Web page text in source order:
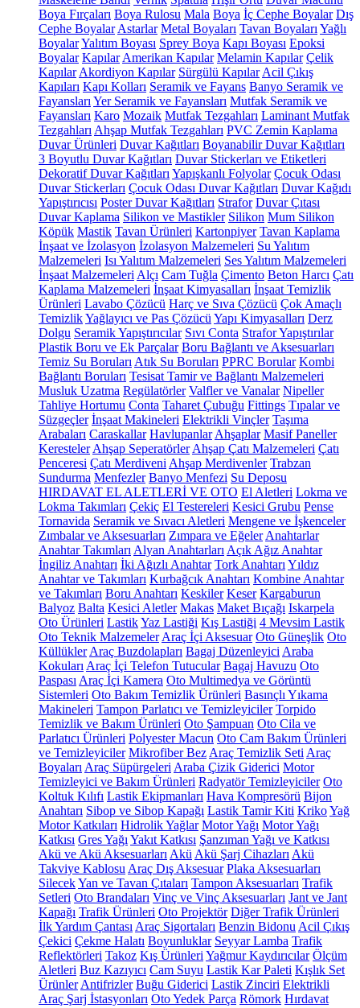
Boya Fırçaları Boya Rulosu Mala Boya İç Cephe Boyalar Dış
Cephe Boyalar Astarlar Metal Boyaları Tavan Boyaları Yağlı
BoyalarYalıtım Boyası Sprey Boya Kapı Boyası Epoksi
Boyalar Kapılar Amerikan Kapılar Melamin Kapılar Çelik
Kapılar Akordiyon Kapılar Sürgülü Kapılar Acil Çıkış
Kapıları Kapı Kolları Seramik ve Fayans Banyo Seramik ve
Fayansları Yer Seramik ve Fayansları Mutfak Seramik ve
Fayansları Karo Mozaik Mutfak Tezgahları Laminant Mutfak
Tezgahları Ahşap Mutfak Tezgahları PVC Zemin Kaplama
Duvar Ürünleri Duvar Kağıtları Boyanabilir Duvar Kağıtları
3 Boyutlu Duvar Kağıtları Duvar Stickerları ve Etiketleri
Dekoratif Duvar Kağıtları Yapışkanlı Folyolar Çocuk Odası
Duvar Stickerları Çocuk Odası Duvar Kağıtları Duvar Kağıdı
Yapıştırıcısı Poster Duvar Kağıtları Strafor Duvar Çıtası
Duvar Kaplama Silikon ve Mastikler Silikon Mum Silikon
Köpük Mastik Tavan Ürünleri Kartonpiyer Tavan Kaplama
İnşaat ve İzolasyon İzolasyon Malzemeleri Su Yalıtım
Malzemeleri Isı Yalıtım Malzemeleri Ses Yalıtım Malzemeleri
İnşaat Malzemeleri Alçı Cam Tuğla Çimento Beton Harcı Çatı
Kaplama Malzemeleri İnşaat Kimyasalları İnşaat Temizlik
Ürünleri Lavabo Çözücü Harç ve Sıva Çözücü Çok Amaçlı
TemizlikYağlayıcı ve Pas Çözücü Yapı Kimyasalları Derz
Dolgu Seramik Yapıştırıcılar Sıvı Conta Strafor Yapıştırılar
Plastik Boru ve Ek Parçalar Boru Bağlantı ve Aksesuarları
Temiz Su Boruları Atık Su Boruları PPRC Borular Kombi
Bağlantı Boruları Tesisat Tamir ve Bağlantı Malzemeleri
Musluk Uzatma Regülatörler Valfler ve Vanalar Nipeller
Tahliye Hortumu Conta Taharet Çubuğu Fittings Tıpalar ve
Süzgeçler İnşaat Makineleri Elektrikli Vinçler Taşıma
Arabaları Caraskallar Havlupanlar Ahşaplar Masif Paneller
Keresteler Ahşap Seperatörler Ahşap Çatı Malzemeleri Çatı
Penceresi Çatı Merdiveni Ahşap Merdivenler Trabzan
Sundurma Menfezler Banyo Menfezi Su Deposu
HIRDAVAT EL ALETLERİ VE OTO El Aletleri Lokma ve
Lokma Takımları Çekiç El Testereleri Kesici Grubu Pense
Tornavida Seramik ve Sıvacı Aletleri Mengene ve İşkenceler
Zımbalar ve Aksesuarları Zımpara ve Eğeler Anahtarlar
Anahtar Takımları Alyan Anahtarları Açık Ağız Anahtar
İngiliz Anahtarı İki Ağızlı Anahtar Tork Anahtarı Yıldız
Anahtar ve Takımları Kurbağcık Anahtarı Kombine Anahtar
ve Takımları Boru Anahtarı Keskiler Keser Kargaburun
Balyoz Balta Kesici Aletler Makas Maket Bıçağı Iskarpela
Oto Ürünleri LastikYaz Lastiği Kış Lastiği 4 Mevsim Lastik
Oto Teknik Malzemeler Araç İçi Aksesuar Oto Güneşlik Oto
Küllükler Araç Buzdolapları Bagaj Düzenleyici Araba
Kokuları Araç İçi Telefon Tutucular Bagaj Havuzu Oto
Paspası Araç İçi Kamera Oto Multimedya ve Görüntü
Sistemleri Oto Bakım Temizlik Ürünleri Basınçlı Yıkama
Makineleri Tampon Parlatıcı ve Temizleyiciler Torpido
Temizlik ve Bakım Ürünleri Oto Şampuan Oto Cila ve
Parlatıcı Ürünleri Polyester Macun Oto Cam Bakım Ürünleri
ve Temizleyiciler Mikrofiber Bez Araç Temizlik Seti Araç
Boyaları Araç Süpürgeleri Araba Çizik Giderici Motor
Temizleyici ve Bakım Ürünleri Radyatör Temizleyiciler Oto
Koltuk Kılıfı Lastik Ekipmanları Hava Kompresörü Bijon
Anahtarı Sibop ve Sibop Kapağı Lastik Tamir Kiti KrikoYağ
Motor Katkıları Hidrolik Yağlar Motor Yağı Motor Yağı
Katkısı Gres Yağı Yakıt Katkısı Şanzıman Yağı ve Katkısı
Akü ve Akü Aksesuarları Akü Akü Şarj Cihazları Akü
Takviye Kablosu Araç Dış Aksesuar Plaka Aksesuarları
SilecekYan ve Tavan Çıtaları Tampon Aksesuarları Trafik
Setleri Oto Brandaları Vinç ve Vinç Aksesuarları Jant ve Jant
Kapağı Trafik Ürünleri Oto Projektör Diğer Trafik Ürünleri
İlk Yardım Çantası Araç Sigortaları Benzin Bidonu Acil Çıkış
Çekici Çekme Halatı Boyunluklar Seyyar Lamba Trafik
Reflektörleri Takoz Kış Ürünleri Yağmur Kaydırıcılar Ölçüm
Aletleri Buz Kazıyıcı Cam Suyu Lastik Kar Paleti Kışlık Set
Ürünler Antifrizler Buğu Giderici Lastik Zinciri Elektrikli
Araç Şarj İstasyonları Oto Yedek Parça Römork Hırdavat